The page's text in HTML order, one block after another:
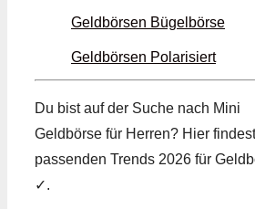
Geldbörsen Bügel­börse
Geldbörsen Polarisiert
Du bist auf der Suche nach Mini
Geldbörse für Herren? Hier
passenden Trends 2026 für
✓.